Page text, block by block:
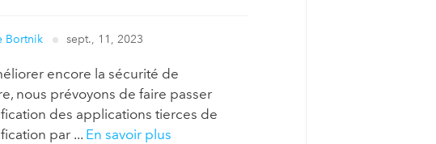
Bortnik sept., 11, 2023
encore la sécurité de
nous prévoyons de faire passer
des applications tierces de
par ... En savoir plus